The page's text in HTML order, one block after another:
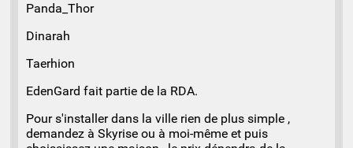
Panda_Thor
Dinarah
Taerhion
EdenGard fait partie de la RDA.
Pour s'installer dans la ville rien de plus simple ,
demandez à Skyrise ou à moi-même et puis